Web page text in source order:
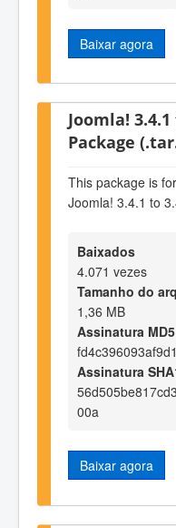
Baixar agora
Joomla!
Package
This package is
Joomla! 3.4.1 to
Baixados
4.071 vezes
Tamanho do
1,36 MB
Assinatura MD5
Assinatura
00a
Baixar agora